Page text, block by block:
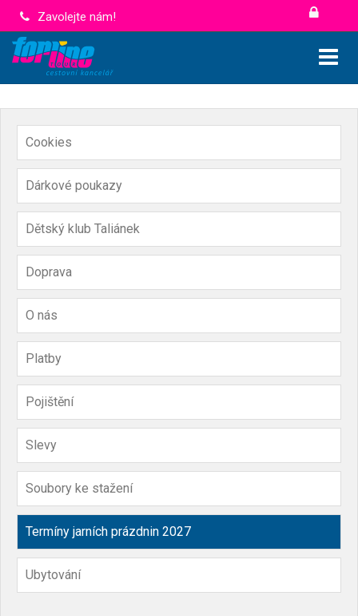
Zavolejte nám!
Cookies
Dárkové poukazy
Dětský klub Taliánek
Doprava
O nás
Platby
Pojištění
Slevy
Soubory ke stažení
Termíny jarních prázdnin 2027
Ubytování